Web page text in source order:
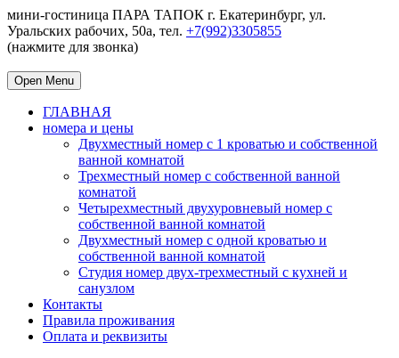
мини-гостиница ПАРА ТАПОК г. Екатеринбург, ул.
Уральских рабочих, 50а, тел. +7(992)3305855
(нажмите для звонка)
Open Menu
ГЛАВНАЯ
номера и цены
Двухместный номер с 1 кроватью и собственной
ванной комнатой
Трехместный номер с собственной ванной
комнатой
Четырехместный двухуровневый номер с
собственной ванной комнатой
Двухместный номер с одной кроватью и
собственной ванной комнатой
Студия номер двух-трехместный с кухней и
санузлом
Контакты
Правила проживания
Оплата и реквизиты